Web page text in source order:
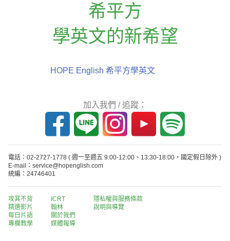
希平方
學英文的新希望
HOPE English 希平方學英文
加入我們 / 追蹤：
電話：02-2727-1778 ( 週一至週五 9:00-12:00、13:30-18:00，國定假日除外 )
E-mail：service@hopenglish.com
統編：24746401
攻其不背
精選影片
每日片語
專欄教學
ICRT
翰林
關於我們
媒體報導
隱私權與服務條款
說明與導覽